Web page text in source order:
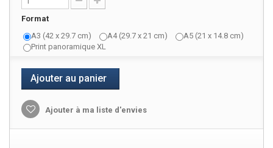
Format
A3 (42 x 29.7 cm)
A4 (29.7 x 21 cm)
A5 (21 x 14.8 cm)
Print panoramique XL
Ajouter au panier
Ajouter à ma liste d'envies